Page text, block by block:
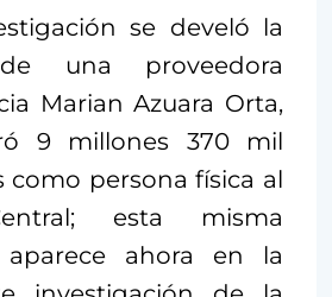
se develó la
una proveedora
Marian Azuara Orta,
9 millones 370 mil
como persona física al
esta misma
aparece ahora en la